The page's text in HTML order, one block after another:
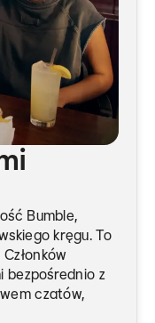
Bumble,
kręgu. To
bezpośrednio z
czatów,